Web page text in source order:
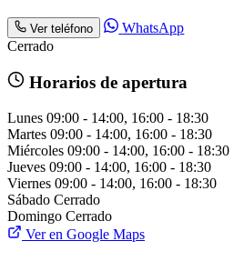
Ver teléfono
WhatsApp
Cerrado
Horarios de apertura
Lunes 09:00 - 14:00, 16:00 - 18:30
Martes 09:00 - 14:00, 16:00 - 18:30
Miércoles 09:00 - 14:00, 16:00 - 18:30
Jueves 09:00 - 14:00, 16:00 - 18:30
Viernes 09:00 - 14:00, 16:00 - 18:30
Sábado Cerrado
Domingo Cerrado
Ver en Google Maps